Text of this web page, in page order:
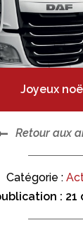
Joyeux
Retour aux
Catégorie :
: 21